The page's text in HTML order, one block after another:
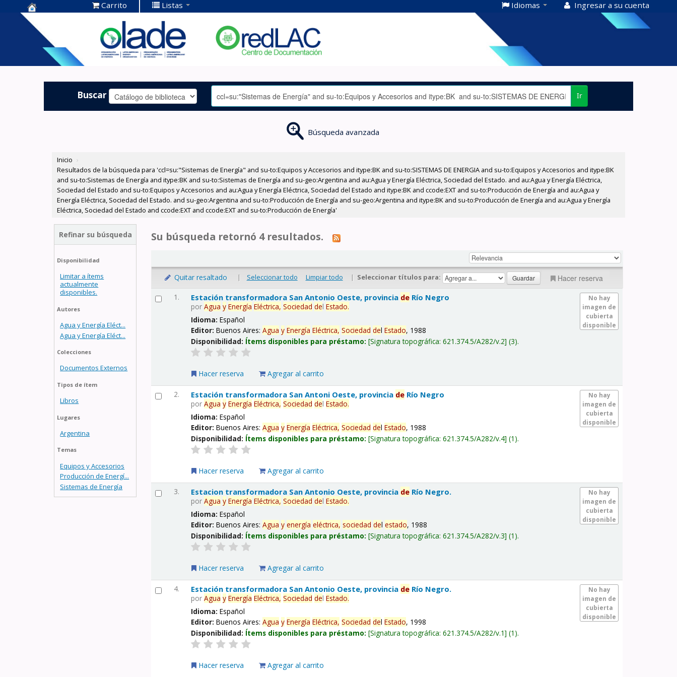
Centro de
Documentación
OLADE -
Carrito Listas Idiomas Ingresar a su cuenta
Buscar Ir
Búsqueda avanzada
Inicio ›
Resultados de la búsqueda para 'ccl=su:"Sistemas de Energía" and su-to:Equipos y Accesorios and itype:BK and su-to:SISTEMAS DE ENERGIA and su-to:Equipos y Accesorios and itype:BK
and su-to:Sistemas de Energía and itype:BK and su-to:Sistemas de Energía and su-geo:Argentina and au:Agua y Energía Eléctrica, Sociedad del Estado. and au:Agua y Energía Eléctrica,
Sociedad del Estado and su-to:Equipos y Accesorios and au:Agua y Energía Eléctrica, Sociedad del Estado and itype:BK and ccode:EXT and su-to:Producción de Energía and au:Agua y
Energía Eléctrica, Sociedad del Estado. and su-geo:Argentina and su-to:Producción de Energía and su-geo:Argentina and itype:BK and su-to:Producción de Energía and au:Agua y Energía
Eléctrica, Sociedad del Estado and ccode:EXT and ccode:EXT and su-to:Producción de Energía'
Refinar su búsqueda
Disponibilidad
Limitar a ítems
actualmente
disponibles.
Autores
Agua y Energía Eléct...
Agua y Energía Eléct...
Colecciones
Documentos Externos
Tipos de ítem
Libros
Lugares
Argentina
Temas
Equipos y Accesorios
Producción de Energí...
Sistemas de Energía
Su búsqueda retornó 4 resultados.
Quitar resaltado | Seleccionar todo Limpiar todo | Seleccionar títulos para: Hacer reserva
1.
No hay
imagen de
cubierta
disponible
Estación transformadora San Antonio Oeste, provincia de Río Negro
porAgua y Energía Eléctrica, Sociedad delEstado.
Idioma:Español
Editor:Buenos Aires:Agua y Energía Eléctrica, Sociedad delEstado, 1988
Disponibilidad: Ítems disponibles para préstamo: Signatura topográfica:621.374.5/A282/v.2 (3).
Hacer reserva Agregar al carrito
2.
No hay
imagen de
cubierta
disponible
Estación transformadora San Antoni Oeste, provincia de Río Negro
porAgua y Energía Eléctrica, Sociedad delEstado.
Idioma:Español
Editor:Buenos Aires:Agua y Energía Eléctrica, Sociedad delEstado, 1988
Disponibilidad: Ítems disponibles para préstamo: Signatura topográfica:621.374.5/A282/v.4 (1).
Hacer reserva Agregar al carrito
3.
No hay
imagen de
cubierta
disponible
Estacion transformadora San Antonio Oeste, provincia de Río Negro.
porAgua y Energía Eléctrica, Sociedad delEstado.
Idioma:Español
Editor:Buenos Aires:Agua y energía eléctrica, sociedad delestado, 1988
Disponibilidad: Ítems disponibles para préstamo: Signatura topográfica:621.374.5/A282/v.3 (1).
Hacer reserva Agregar al carrito
4.
No hay
imagen de
cubierta
disponible
Estación transformadora San Antonio Oeste, provincia de Río Negro.
porAgua y Energía Eléctrica, Sociedad delEstado.
Idioma:Español
Editor:Buenos Aires:Agua y Energía Eléctrica, Sociedad delEstado, 1998
Disponibilidad: Ítems disponibles para préstamo: Signatura topográfica:621.374.5/A282/v.1 (1).
Hacer reserva Agregar al carrito